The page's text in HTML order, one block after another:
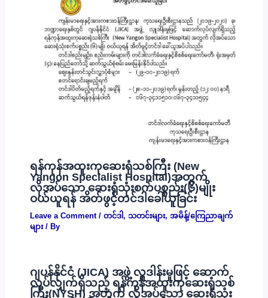
ရန်ကုန်အထူးကုဆေးရုံသစ်ကြီး (New
Yangon Specialist Hospital)အတွက်
လိုအပ်သော ဆေးရုံသုံးစက်ပစ္စည်း(၆)မျိုး
ဝယ်ယူရန် အိတ်ဖွင့်တင်ဒါခေါ်ယူခြင်း
Leave a Comment / တင်ဒါ , သတင်းများ, အမိန့်/ကြေညာချက်
များ/ By
ဂျပန်နိုင်ငံ (JICA) အဖွဲ့ လှူဒါန်းမှုဖြင့် ဆောက်
လုပ်လျှက်ရှိသည့် ရန်ကုန်အထူးကုဆေးရုံသစ်
ကြီး(NYSH) အတွက် လိုအပ်သော ဆေးရုံသုံး